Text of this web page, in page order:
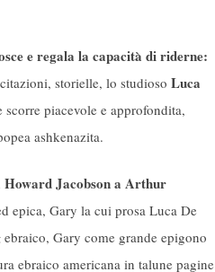
e regala la capacità di riderne:
storielle, lo studioso Luca
piacevole e approfondita,
ashkenazita.
Howard Jacobson a Arthur
epica, Gary la cui prosa Luca De
ebraico, Gary come grande epigono
ebraico americana in talune pagine